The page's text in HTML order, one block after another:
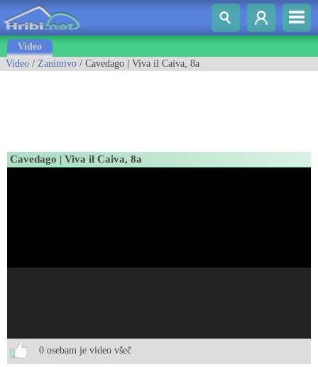
Video
Video / Zanimivo / Cavedago | Viva il Caiva, 8a
Cavedago | Viva il Caiva, 8a
0 osebam je video všeč